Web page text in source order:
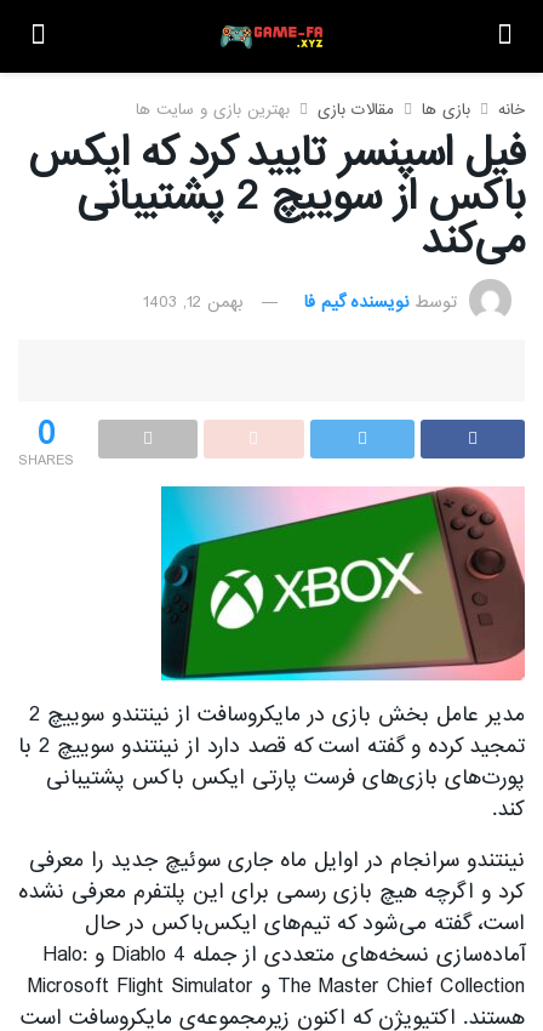
خانه بازی ها مقالات بازی بهترین بازی و سایت ها
فیل اسپنسر تایید کرد که ایکس
باکس از سوییچ 2 پشتیبانی
می‌کند
توسط نویسنده گیم فا بهمن 12, 1403
0
SHARES
مدیر عامل بخش بازی در مایکروسافت از نینتندو سوییچ 2
تمجید کرده و گفته است که قصد دارد از نینتندو سوییچ 2 با
پورت‌های بازی‌های فرست پارتی ایکس باکس پشتیبانی
کند.
نینتندو سرانجام در اوایل ماه جاری سوئیچ جدید را معرفی
کرد و اگرچه هیچ بازی رسمی برای این پلتفرم معرفی نشده
است، گفته می‌شود که تیم‌های ایکس‌باکس در حال
آماده‌سازی نسخه‌های متعددی از جمله Diablo 4 و Halo:
The Master Chief Collection و Microsoft Flight Simulator
هستند. اکتیویژن که اکنون زیرمجموعه‌ی مایکروسافت است